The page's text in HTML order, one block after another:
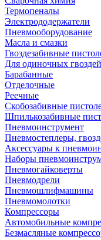
Термопеналы
Электрододержатели
Пневмооборудование
Масла и смазки
Гвоздезабивные
Для одиночных гвоздей
Барабанные
Отделочные
Реечные
Скобозабивные
Шпилькозабивные
Пневмоинструмент
Пневмостеплеры,
Аксессуары к
Наборы
Пневмогайковерты
Пневмодрели
Пневмошлифмашины
Пневмомолотки
Компрессоры
Автомобильные
Безмасляные